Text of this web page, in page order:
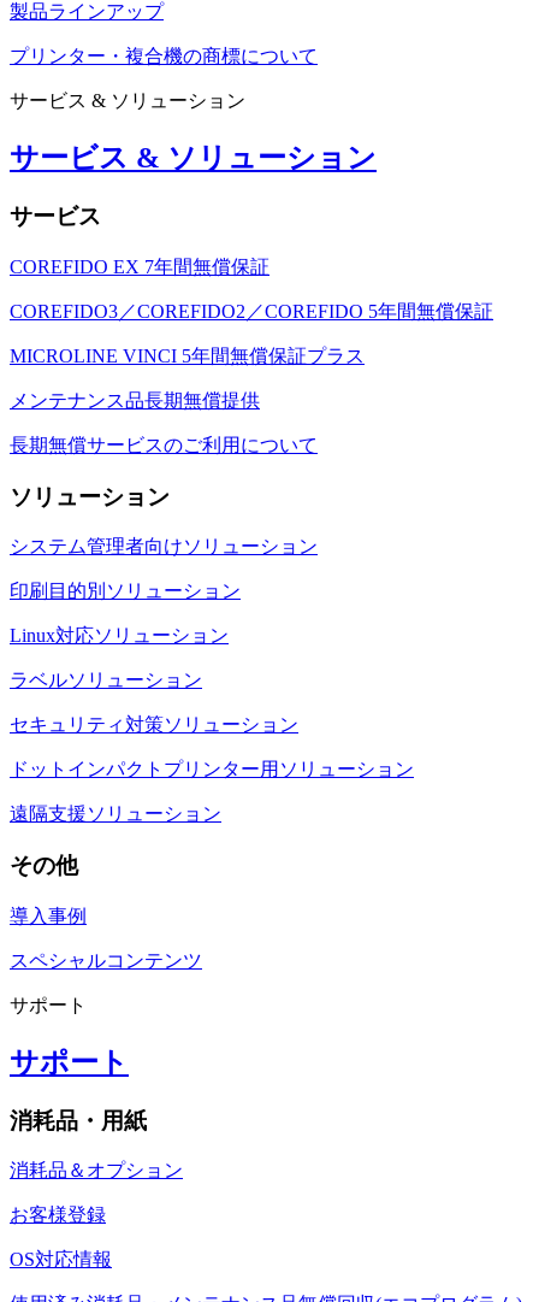
製品ラインアップ
プリンター・複合機の商標について
サービス & ソリューション
サービス & ソリューション
サービス
COREFIDO EX 7年間無償保証
COREFIDO3／COREFIDO2／COREFIDO 5年間無償保証
MICROLINE VINCI 5年間無償保証プラス
メンテナンス品長期無償提供
長期無償サービスのご利用について
ソリューション
システム管理者向けソリューション
印刷目的別ソリューション
Linux対応ソリューション
ラベルソリューション
セキュリティ対策ソリューション
ドットインパクトプリンター用ソリューション
遠隔支援ソリューション
その他
導入事例
スペシャルコンテンツ
サポート
サポート
消耗品・用紙
消耗品＆オプション
お客様登録
OS対応情報